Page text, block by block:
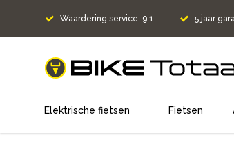
Waardering service: 9,1 5 jaar
home
Elektrische fietsen Fietsen